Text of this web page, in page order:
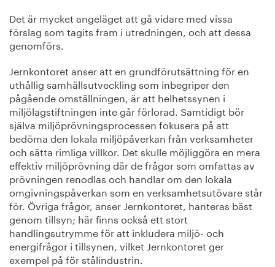
Det är mycket angeläget att gå vidare med vissa
förslag som tagits fram i utredningen, och att dessa
genomförs.
Jernkontoret anser att en grundförutsättning för en
uthållig samhällsutveckling som inbegriper den
pågående omställningen, är att helhetssynen i
miljölagstiftningen inte går förlorad. Samtidigt bör
själva miljöprövningsprocessen fokusera på att
bedöma den lokala miljöpåverkan från verksamheter
och sätta rimliga villkor. Det skulle möjliggöra en mera
effektiv miljöprövning där de frågor som omfattas av
prövningen renodlas och handlar om den lokala
omgivningspåverkan som en verksamhetsutövare står
för. Övriga frågor, anser Jernkontoret, hanteras bäst
genom tillsyn; här finns också ett stort
handlingsutrymme för att inkludera miljö- och
energifrågor i tillsynen, vilket Jernkontoret ger
exempel på för stålindustrin.